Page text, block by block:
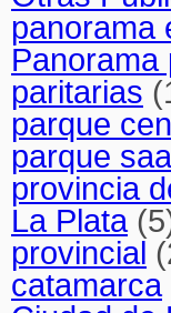
panorama
Panorama
paritarias
parque
parque
provincia
La Plata
provincial
catamarca